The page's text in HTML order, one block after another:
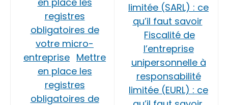
registres
obligatoires de
votre micro-
entreprise Mettre
en place les
registres
obligatoires de
limitée (SARL) : ce
qu’il faut savoir
Fiscalité de
l’entreprise
unipersonnelle à
responsabilité
limitée (EURL) : ce